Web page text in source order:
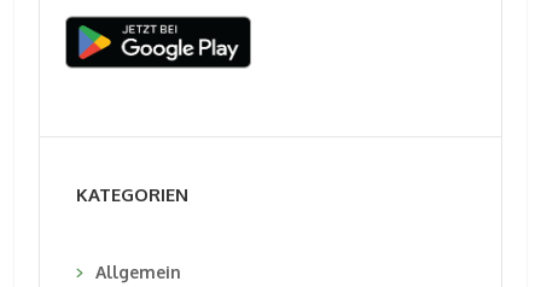
KATEGORIEN
Allgemein